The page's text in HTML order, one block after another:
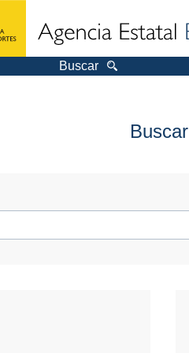
Buscar
Buscar